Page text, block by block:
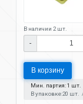
В наличии 2 шт.
-
В корзину
Мин. партия: 1 шт.
В упаковке:20 шт.